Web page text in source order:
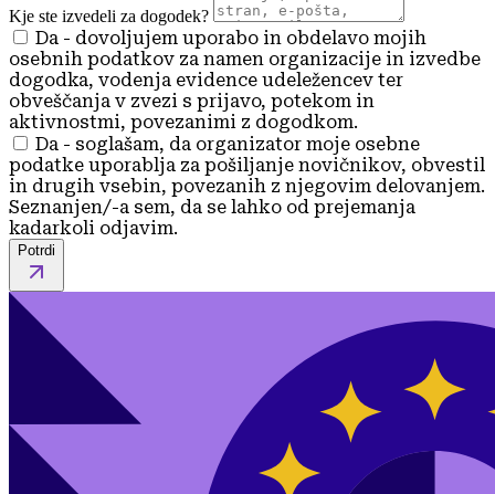
Kje ste izvedeli za dogodek?
Da - dovoljujem uporabo in obdelavo mojih
osebnih podatkov za namen organizacije in izvedbe
dogodka, vodenja evidence udeležencev ter
obveščanja v zvezi s prijavo, potekom in
aktivnostmi, povezanimi z dogodkom.
Da - soglašam, da organizator moje osebne
podatke uporablja za pošiljanje novičnikov, obvestil
in drugih vsebin, povezanih z njegovim delovanjem.
Seznanjen/-a sem, da se lahko od prejemanja
kadarkoli odjavim.
Potrdi